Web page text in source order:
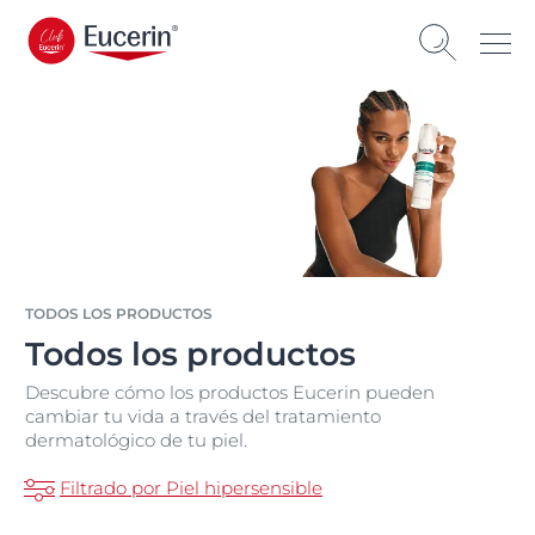
TODOS LOS PRODUCTOS
Todos los productos
Descubre cómo los productos Eucerin pueden
cambiar tu vida a través del tratamiento
dermatológico de tu piel.
Filtrado por Piel hipersensible